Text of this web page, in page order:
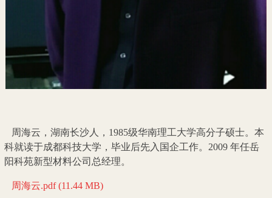
周海云，湖南长沙人，1985级华南理工大学高分子硕士。本
科就读于成都科技大学，毕业后先入 国企工作。2009 年任岳
阳科苑新型材料公司总经理。
周海云.pdf (11.44 MB)